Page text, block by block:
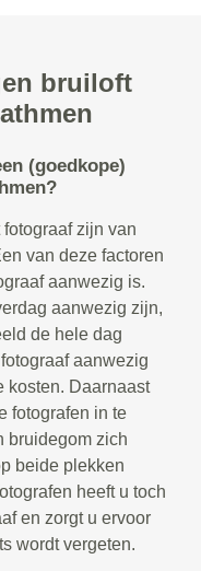
bruiloft
(goedkope)
zijn van
van deze factoren
aanwezig is.
aanwezig zijn,
de hele dag
aanwezig
kosten. Daarnaast
fotografen in te
bruidegom zich
beide plekken
heeft u toch
en zorgt u ervoor
wordt vergeten.